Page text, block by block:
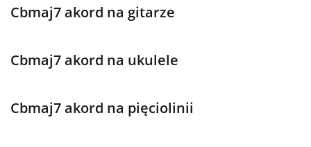
Cbmaj7 akord na gitarze
Cbmaj7 akord na ukulele
Cbmaj7 akord na pięciolinii